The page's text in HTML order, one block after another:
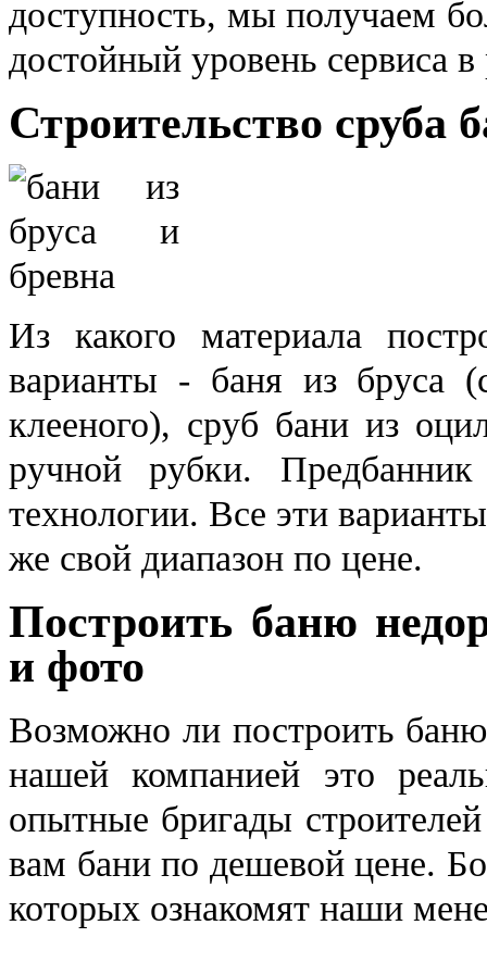
доступность, мы получаем
достойный уровень сервиса
Строительство сруба
Из какого материала
варианты - баня из бруса
клееного), сруб бани из
ручной рубки.
технологии. Все эти
же свой диапазон по цене.
Построить баню
и фото
Возможно ли построить
нашей компанией это
опытные бригады
вам бани по дешевой цене.
которых ознакомят наши